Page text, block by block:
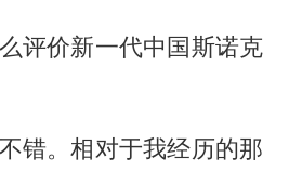
评价新一代中国斯诺克
错。相对于我经历的那